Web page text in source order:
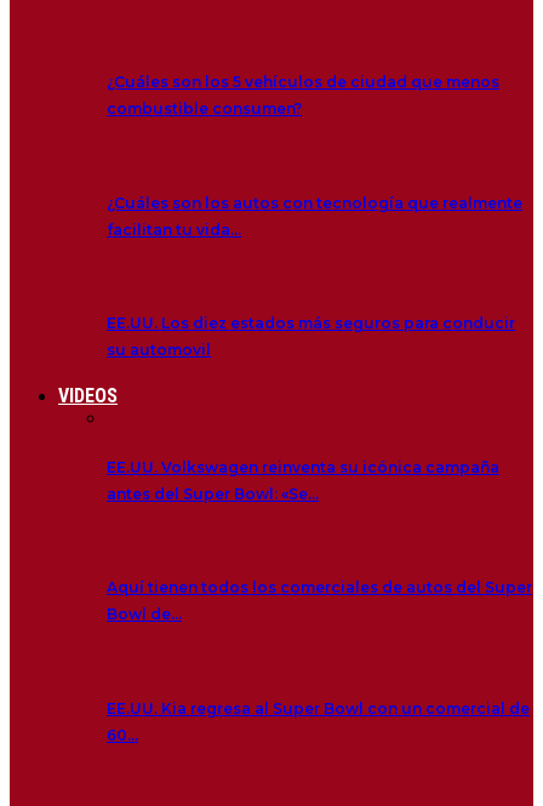
¿Cuáles son los 5 vehículos de ciudad que menos
combustible consumen?
¿Cuáles son los autos con tecnología que realmente
facilitan tu vida…
EE.UU. Los diez estados más seguros para conducir
su automovil
VIDEOS
EE.UU. Volkswagen reinventa su icónica campaña
antes del Super Bowl: «Se…
Aquí tienen todos los comerciales de autos del Super
Bowl de…
EE.UU. Kia regresa al Super Bowl con un comercial de
60…